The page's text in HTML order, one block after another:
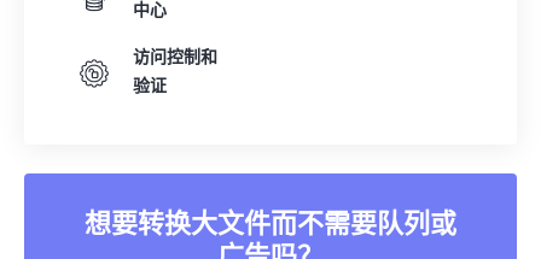
中心
访问控制和
验证
想要转换大文件而不需要队列或